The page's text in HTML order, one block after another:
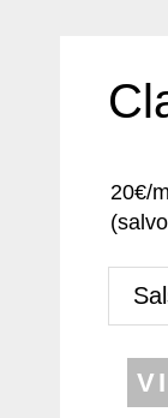
20€/